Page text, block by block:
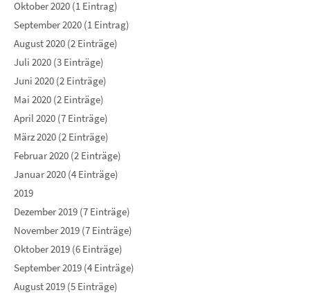
Oktober 2020 (1 Eintrag)
September 2020 (1 Eintrag)
August 2020 (2 Einträge)
Juli 2020 (3 Einträge)
Juni 2020 (2 Einträge)
Mai 2020 (2 Einträge)
April 2020 (7 Einträge)
März 2020 (2 Einträge)
Februar 2020 (2 Einträge)
Januar 2020 (4 Einträge)
2019
Dezember 2019 (7 Einträge)
November 2019 (7 Einträge)
Oktober 2019 (6 Einträge)
September 2019 (4 Einträge)
August 2019 (5 Einträge)